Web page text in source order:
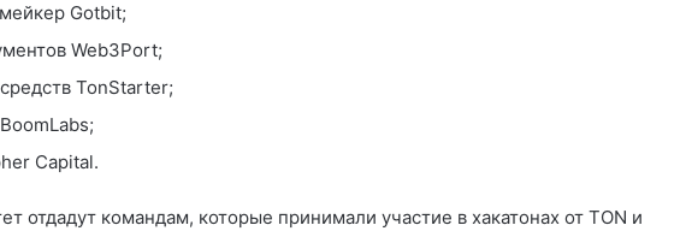
Gotbit;
Web3Port;
TonStarter;
Capital.
отдадут командам, которые принимали участие в хакатонах от TON и